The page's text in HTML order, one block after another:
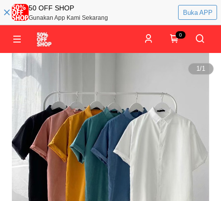
50 OFF SHOP
Gunakan App Kami Sekarang
Buka APP
0
1/1